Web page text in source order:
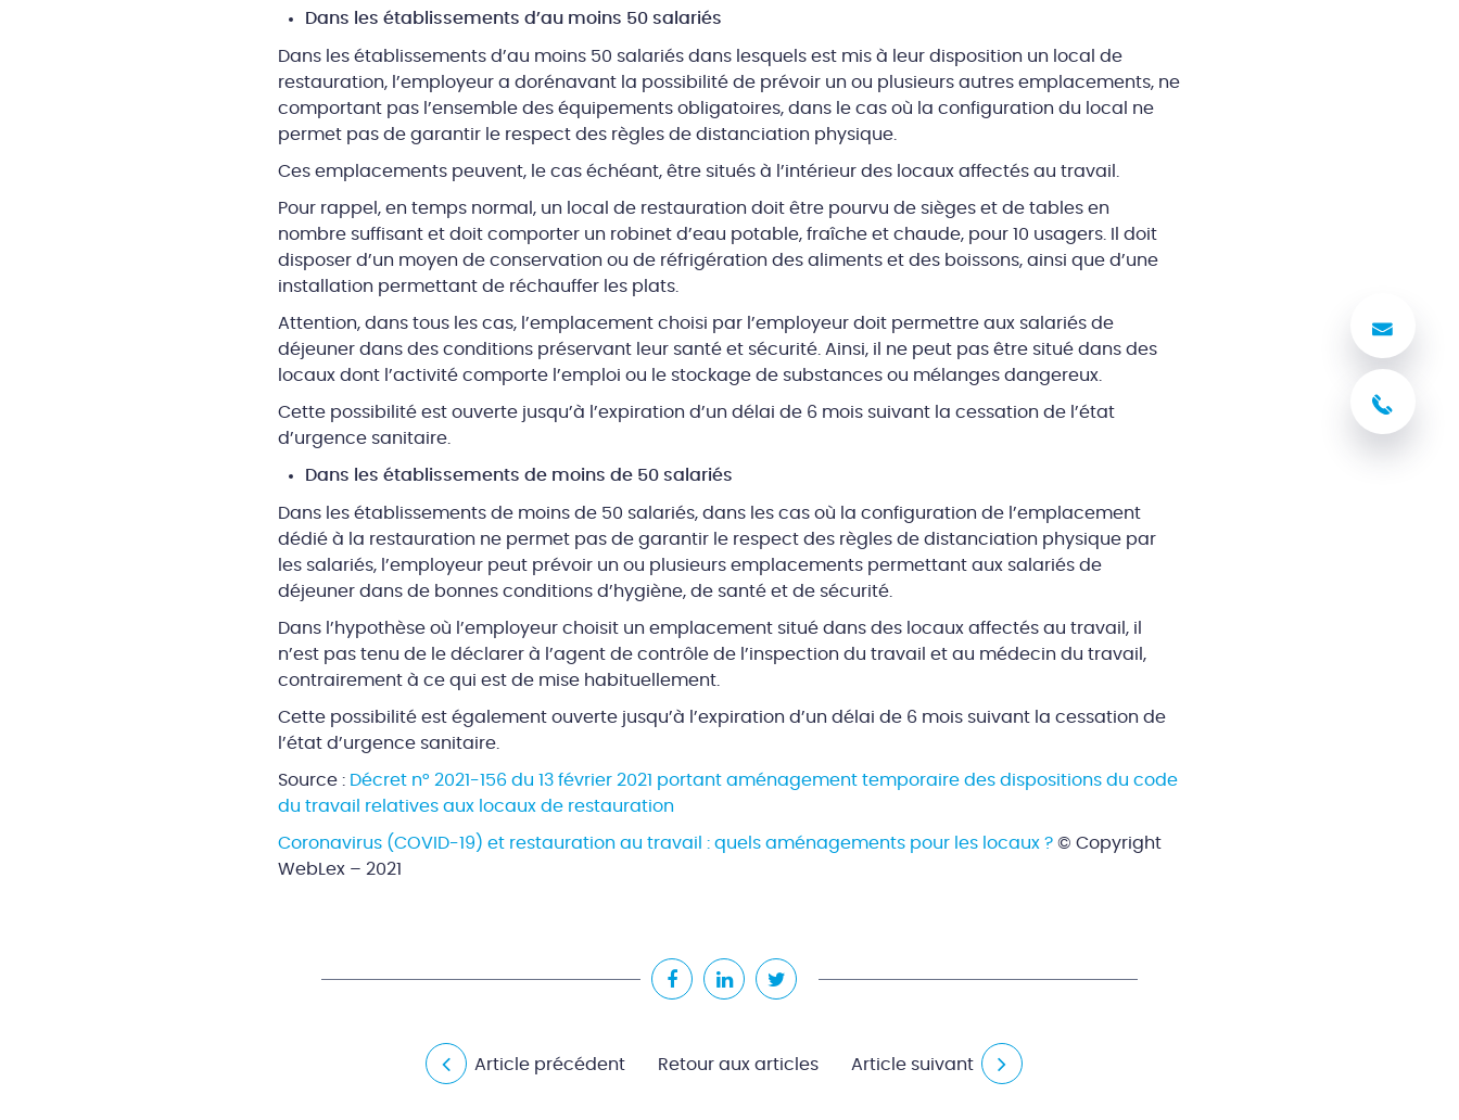
Dans les établissements d’au moins 50 salariés
Dans les établissements d’au moins 50 salariés dans lesquels est mis à leur disposition un local de
restauration, l’employeur a dorénavant la possibilité de prévoir un ou plusieurs autres emplacements, ne
comportant pas l’ensemble des équipements obligatoires, dans le cas où la configuration du local ne
permet pas de garantir le respect des règles de distanciation physique.
Ces emplacements peuvent, le cas échéant, être situés à l’intérieur des locaux affectés au travail.
Pour rappel, en temps normal, un local de restauration doit être pourvu de sièges et de tables en
nombre suffisant et doit comporter un robinet d’eau potable, fraîche et chaude, pour 10 usagers. Il doit
disposer d’un moyen de conservation ou de réfrigération des aliments et des boissons, ainsi que d’une
installation permettant de réchauffer les plats.
Attention, dans tous les cas, l’emplacement choisi par l’employeur doit permettre aux salariés de
déjeuner dans des conditions préservant leur santé et sécurité. Ainsi, il ne peut pas être situé dans des
locaux dont l’activité comporte l’emploi ou le stockage de substances ou mélanges dangereux.
Cette possibilité est ouverte jusqu’à l’expiration d’un délai de 6 mois suivant la cessation de l’état
d’urgence sanitaire.
Dans les établissements de moins de 50 salariés
Dans les établissements de moins de 50 salariés, dans les cas où la configuration de l’emplacement
dédié à la restauration ne permet pas de garantir le respect des règles de distanciation physique par
les salariés, l’employeur peut prévoir un ou plusieurs emplacements permettant aux salariés de
déjeuner dans de bonnes conditions d’hygiène, de santé et de sécurité.
Dans l’hypothèse où l’employeur choisit un emplacement situé dans des locaux affectés au travail, il
n’est pas tenu de le déclarer à l’agent de contrôle de l’inspection du travail et au médecin du travail,
contrairement à ce qui est de mise habituellement.
Cette possibilité est également ouverte jusqu’à l’expiration d’un délai de 6 mois suivant la cessation de
l’état d’urgence sanitaire.
Source : Décret n° 2021-156 du 13 février 2021 portant aménagement temporaire des dispositions du code
du travail relatives aux locaux de restauration
Coronavirus (COVID-19) et restauration au travail : quels aménagements pour les locaux ?© Copyright
WebLex – 2021
Article précédent Retour aux articles Article suivant